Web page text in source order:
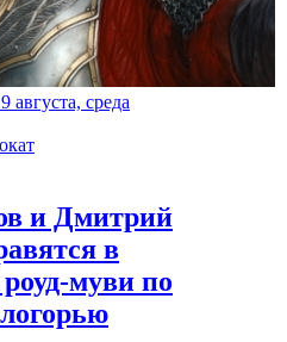
августа, среда
и Дмитрий
в
муви по